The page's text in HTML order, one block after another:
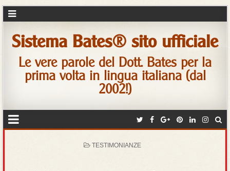
Sistema Bates® sito ufficiale
Le vere parole del Dott. Bates per la
prima volta in lingua italiana (dal
2002!)
POSTED
TESTIMONIANZE